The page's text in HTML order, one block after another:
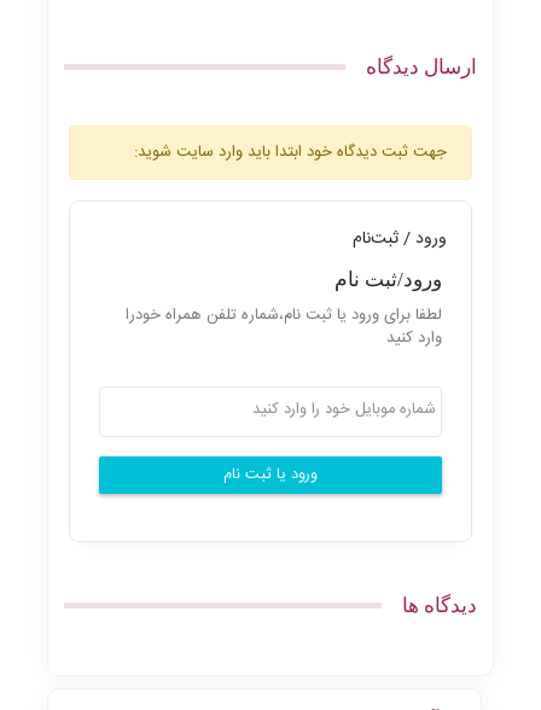
ارسال دیدگاه
جهت ثبت دیدگاه خود ابتدا باید وارد سایت شوید:
ورود / ثبت‌نام
ورود/ثبت نام
لطفا برای ورود یا ثبت نام،شماره تلفن همراه خودرا
وارد کنید
ورود یا ثبت نام
دیدگاه ها